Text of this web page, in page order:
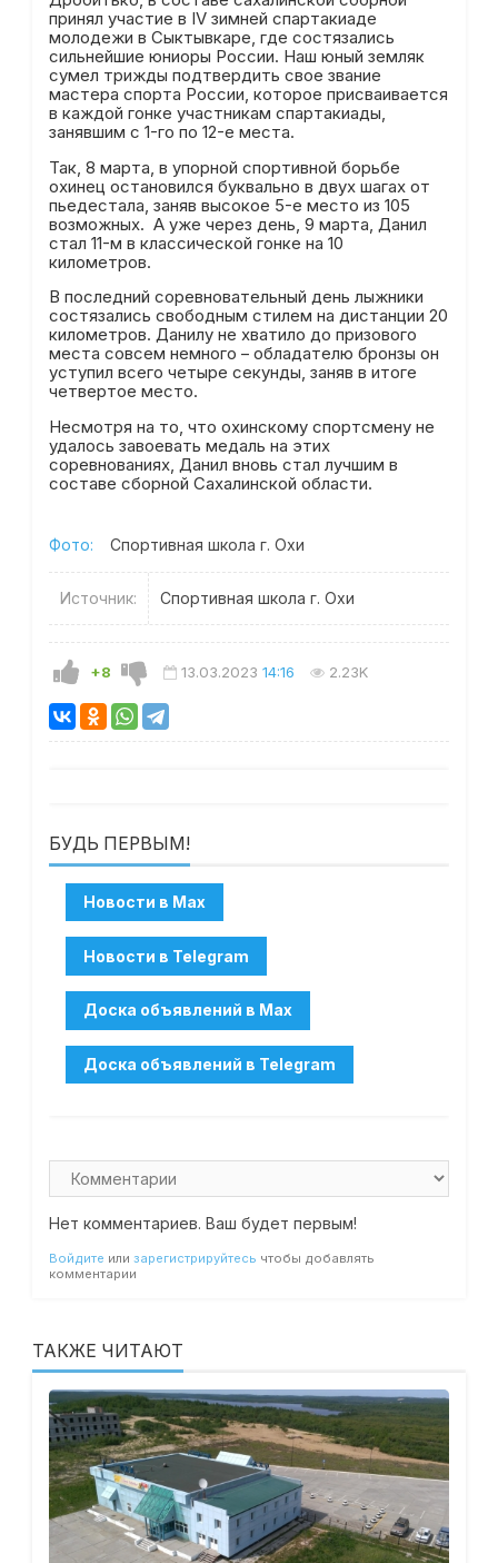
принял участие в IV зимней спартакиаде
молодежи в Сыктывкаре, где состязались
сильнейшие юниоры России. Наш юный земляк
сумел трижды подтвердить свое звание
мастера спорта России, которое присваивается
в каждой гонке участникам спартакиады,
занявшим с 1-го по 12-е места.
Так, 8 марта, в упорной спортивной борьбе
охинец остановился буквально в двух шагах от
пьедестала, заняв высокое 5-е место из 105
возможных. А уже через день, 9 марта, Данил
стал 11-м в классической гонке на 10
километров.
В последний соревновательный день лыжники
состязались свободным стилем на дистанции 20
километров. Данилу не хватило до призового
места совсем немного – обладателю бронзы он
уступил всего четыре секунды, заняв в итоге
четвертое место.
Несмотря на то, что охинскому спортсмену не
удалось завоевать медаль на этих
соревнованиях, Данил вновь стал лучшим в
составе сборной Сахалинской области.
Фото: Спортивная школа г. Охи
Источник: Спортивная школа г. Охи
+8 13.03.2023 14:16 2.23K
БУДЬ ПЕРВЫМ!
Нет комментариев. Ваш будет первым!
Войдите или зарегистрируйтесь чтобы добавлять
комментарии
ТАКЖЕ ЧИТАЮТ